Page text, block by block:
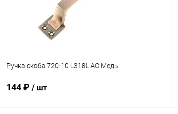
Ручка скоба 720-10 L318L AC Медь
144 ₽ / шт